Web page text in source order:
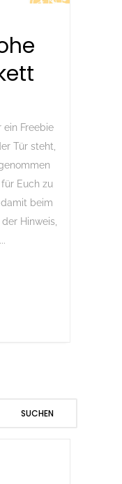
Freebie
Tür steht,
Euch zu
beim
Hinweis,
SUCHEN